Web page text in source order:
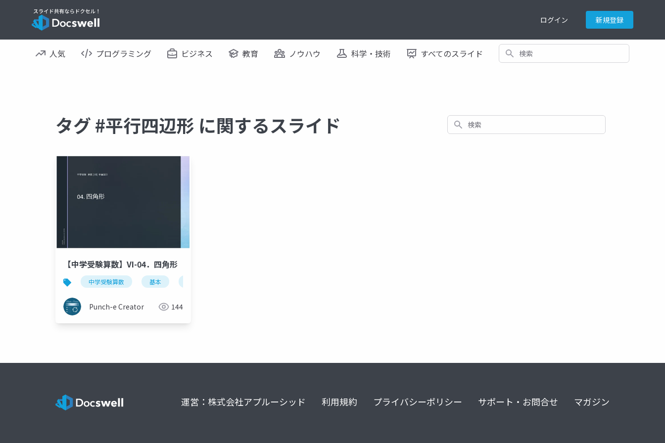
ログイン 新規登録
人気 プログラミング ビジネス 教育 ノウハウ 科学・技術 すべてのスライド 検索
タグ #平行四辺形 に関するスライド 検索
【中学受験算数】VI-04．四角形
中学受験算数 基本
Punch-e Creator 144
運営：株式会社アプルーシッド 利用規約 プライバシーポリシー サポート・お問合せ マガジン